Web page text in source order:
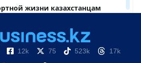
12k 75 523k 17k